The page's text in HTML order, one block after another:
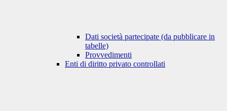
Dati società partecipate (da pubblicare in
tabelle)
Provvedimenti
Enti di diritto privato controllati